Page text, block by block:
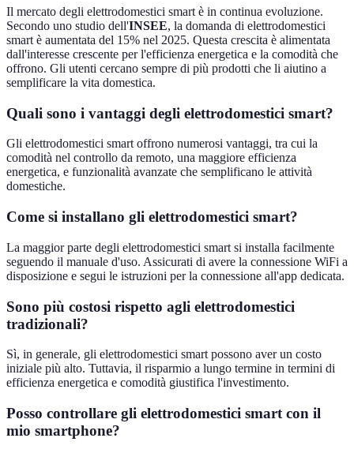
Il mercato degli elettrodomestici smart è in continua evoluzione.
Secondo uno studio dell'INSEE, la domanda di elettrodomestici
smart è aumentata del 15% nel 2025. Questa crescita è alimentata
dall'interesse crescente per l'efficienza energetica e la comodità che
offrono. Gli utenti cercano sempre di più prodotti che li aiutino a
semplificare la vita domestica.
Quali sono i vantaggi degli elettrodomestici smart?
Gli elettrodomestici smart offrono numerosi vantaggi, tra cui la
comodità nel controllo da remoto, una maggiore efficienza
energetica, e funzionalità avanzate che semplificano le attività
domestiche.
Come si installano gli elettrodomestici smart?
La maggior parte degli elettrodomestici smart si installa facilmente
seguendo il manuale d'uso. Assicurati di avere la connessione WiFi a
disposizione e segui le istruzioni per la connessione all'app dedicata.
Sono più costosi rispetto agli elettrodomestici
tradizionali?
Sì, in generale, gli elettrodomestici smart possono aver un costo
iniziale più alto. Tuttavia, il risparmio a lungo termine in termini di
efficienza energetica e comodità giustifica l'investimento.
Posso controllare gli elettrodomestici smart con il
mio smartphone?